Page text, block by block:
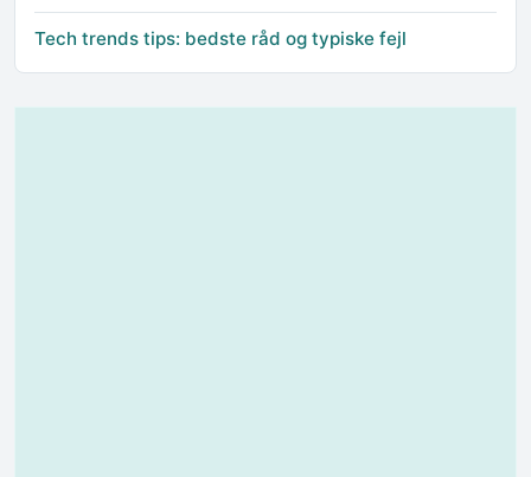
Tech trends tips: bedste råd og typiske fejl